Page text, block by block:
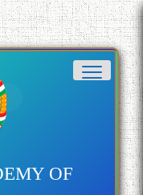
OF